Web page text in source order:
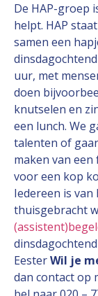
De HAP-groep
helpt. HAP
samen een
uur, met
doen
knutselen en
een lunch. We
talenten of
maken van
voor een kop
Iedereen is
thuisgebracht
EesterWil je
dan contact op